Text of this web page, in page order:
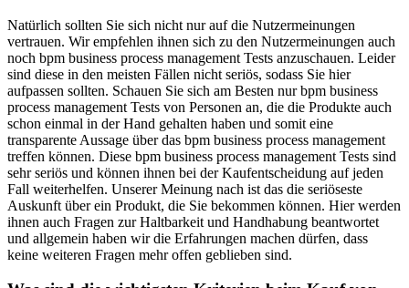
Natürlich sollten Sie sich nicht nur auf die Nutzermeinungen
vertrauen. Wir empfehlen ihnen sich zu den Nutzermeinungen auch
noch bpm business process management Tests anzuschauen. Leider
sind diese in den meisten Fällen nicht seriös, sodass Sie hier
aufpassen sollten. Schauen Sie sich am Besten nur bpm business
process management Tests von Personen an, die die Produkte auch
schon einmal in der Hand gehalten haben und somit eine
transparente Aussage über das bpm business process management
treffen können. Diese bpm business process management Tests sind
sehr seriös und können ihnen bei der Kaufentscheidung auf jeden
Fall weiterhelfen. Unserer Meinung nach ist das die seriöseste
Auskunft über ein Produkt, die Sie bekommen können. Hier werden
ihnen auch Fragen zur Haltbarkeit und Handhabung beantwortet
und allgemein haben wir die Erfahrungen machen dürfen, dass
keine weiteren Fragen mehr offen geblieben sind.